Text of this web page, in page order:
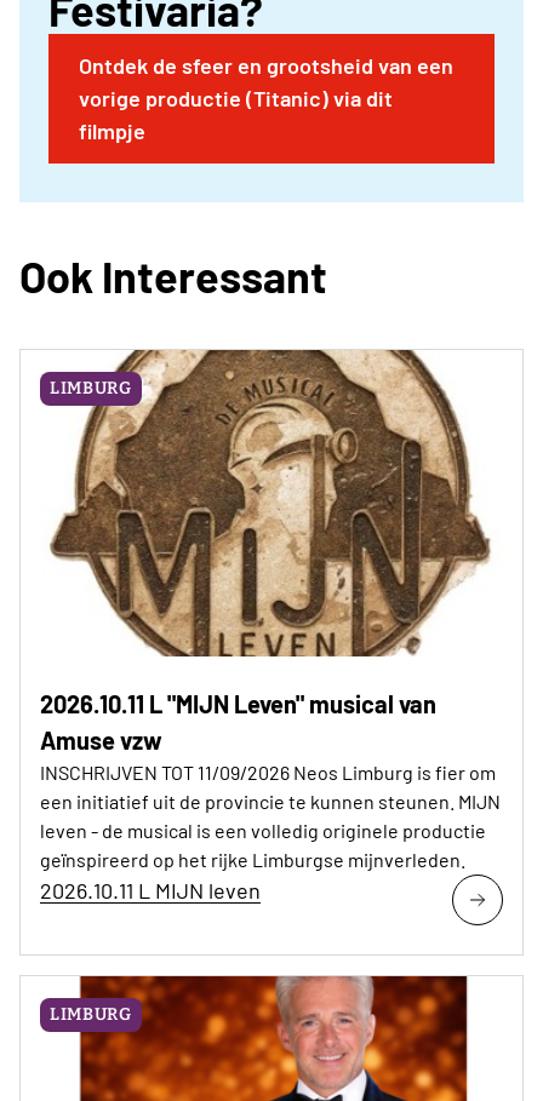
Ontdek de sfeer en grootsheid van een
vorige productie (Titanic) via dit
filmpje
Ook Interessant
LIMBURG
2026.10.11 L "MIJN Leven" musical van
Amuse vzw
INSCHRIJVEN TOT 11/09/2026 Neos Limburg is fier om
een initiatief uit de provincie te kunnen steunen. MIJN
leven - de musical is een volledig originele productie
geïnspireerd op het rijke Limburgse mijnverleden.
2026.10.11 L MIJN leven
LIMBURG